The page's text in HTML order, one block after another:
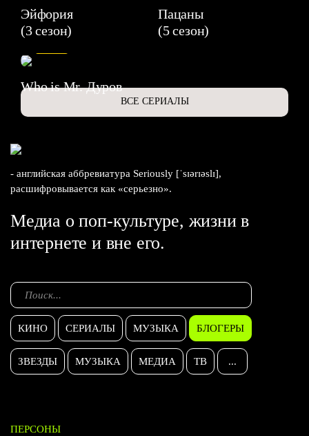
Эйфория
(3 сезон)
Пацаны
(5 сезон)
Who is Mr. Дуров
ВСЕ СЕРИАЛЫ
- английская аббревиатура Seriously [ˈsɪərɪəslɪ],
расшифровывается как «серьезно».
Медиа о поп-культуре, жизни в
интернете и вне его.
КИНО СЕРИАЛЫ МУЗЫКА БЛОГЕРЫ
ЗВЕЗДЫ МУЗЫКА МЕДИА ТВ ...
ПЕРСОНЫ